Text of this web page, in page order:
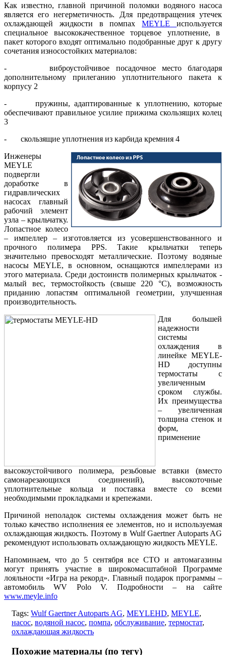
Как известно, главной причиной поломки водяного насоса
является его негерметичность. Для предотвращения утечек
охлаждающей жидкости в помпахMEYLEиспользуется
специальное высококачественное торцевое уплотнение, в
пакет которого входят оптимально подобранные друг к другу
сочетания износостойких материалов:
- виброустойчивое посадочное место благодаря
дополнительному прилеганию уплотнительного пакета к
корпусу 2
- пружины, адаптированные к уплотнению, которые
обеспечивают правильное усилие прижима скользящих колец
3
- скользящие уплотнения из карбида кремния 4
Инженеры
MEYLE
подвергли
доработке в
гидравлических
насосах главный
рабочий элемент
узла – крыльчатку.
Лопастное колесо
– импеллер – изготовляется из усовершенствованного и
прочного полимера PPS. Такие крыльчатки теперь
значительно превосходят металлические. Поэтому водяные
насосы MEYLE, в основном, оснащаются импеллерами из
этого материала. Среди достоинств полимерных крыльчаток -
малый вес, термостойкость (свыше 220 °C), возможность
приданию лопастям оптимальной геометрии, улучшенная
производительность.
Для большей
надежности
системы
охлаждения в
линейке MEYLE-
HD доступны
термостаты с
увеличенным
сроком службы.
Их преимущества
– увеличенная
толщина стенок и
форм,
применение
высокоустойчивого полимера, резьбовые вставки (вместо
самонарезающихся соединений), высокоточные
уплотнительные кольца и поставка вместе со всеми
необходимыми прокладками и крепежами.
Причиной неполадок системы охлаждения может быть не
только качество исполнения ее элементов, но и используемая
охлаждающая жидкость. Поэтому в Wulf Gaertner Autoparts AG
рекомендуют использовать охлаждающую жидкость MEYLE.
Напоминаем, что до 5 сентября все СТО и автомагазины
могут принять участие в широкомасштабной Программе
лояльности «Игра на рекорд». Главный подарок программы –
автомобиль WV Polo V. Подробности – на сайте
www.meyle.info
Tags: Wulf Gaertner Autoparts AG, MEYLEHD, MEYLE,
насос, водяной насос, помпа, обслуживание, термостат,
охлаждающая жидкость
Похожие материалы (по тегу)